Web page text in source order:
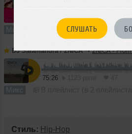
СЛУШАТЬ
1437 раз
Микс В плейлист (в 1
DJ Salamandra / 2NICA ➝2NICA - From Past To
75:26
Микс
Стиль: Hip-Hop